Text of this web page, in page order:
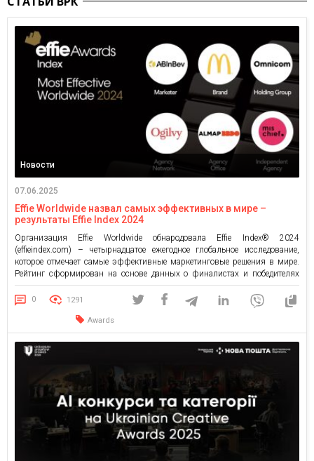
Новости
07.06.2025
Effie Worldwide назвал самых эффективных в мире –
результаты Effie Index 2024
Организация Effie Worldwide обнародовала Effie Index® 2024
(effieindex.com) – четырнадцатое ежегодное глобальное исследование,
которое отмечает самые эффективные маркетинговые решения в мире.
Рейтинг сформирован на основе данных о финалистах и победителях
региональных, национальных и глобальных конкурсов Effie Awards,
включая результаты Effie Awards Ukraine 2024. «Effie Index устанавливает
глобальный стандарт маркетинговой эффективности. Он отмечает
работы, которые действительно […]
0 1291
Awards